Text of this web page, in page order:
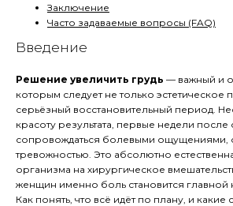
Заключение
Часто задаваемые вопросы (FAQ)
Введение
Решение увеличить грудь — важный и
которым следует не только
серьёзный восстановительный период.
красоту результата, первые недели
сопровождаться болевыми ощущениями,
тревожностью. Это абсолютно
организма на хирургическое
женщин именно боль становится главной
Как понять, что всё идёт по плану, и